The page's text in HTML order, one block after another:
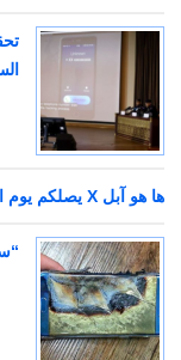
ها هو آبل X يصلكم يوم الثلاثاء